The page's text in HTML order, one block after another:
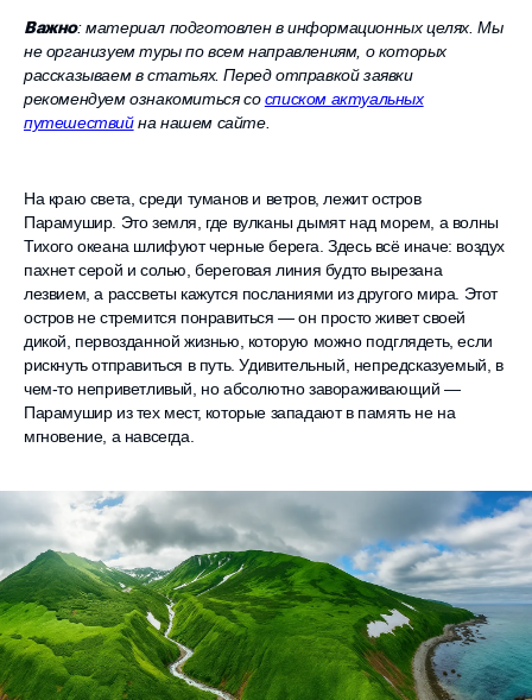
Важно: материал подготовлен в информационных целях. Мы
не организуем туры по всем направлениям, о которых
рассказываем в статьях. Перед отправкой заявки
рекомендуем ознакомиться сосписком актуальных
путешествийна нашем сайте.
На краю света, среди туманов и ветров, лежит остров
Парамушир. Это земля, где вулканы дымят над морем, а волны
Тихого океана шлифуют черные берега. Здесь всё иначе: воздух
пахнет серой и солью, береговая линия будто вырезана
лезвием, а рассветы кажутся посланиями из другого мира. Этот
остров не стремится понравиться — он просто живет своей
дикой, первозданной жизнью, которую можно подглядеть, если
рискнуть отправиться в путь. Удивительный, непредсказуемый, в
чем-то неприветливый, но абсолютно завораживающий —
Парамушир из тех мест, которые западают в память не на
мгновение, а навсегда.